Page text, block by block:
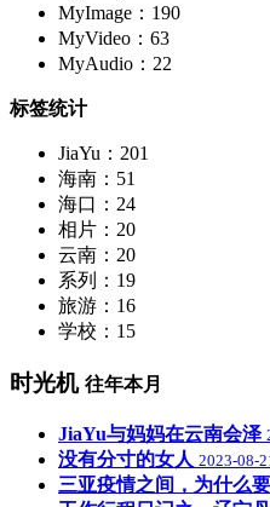
MyImage：190
MyVideo：63
MyAudio：22
标签统计
JiaYu：201
海南：51
海口：24
相片：20
云南：20
系列：19
旅游：16
学校：15
时光机 往年本月
JiaYu与妈妈在云南会泽
没有分寸的女人 2023-08-
三亚疫情之间，为什么